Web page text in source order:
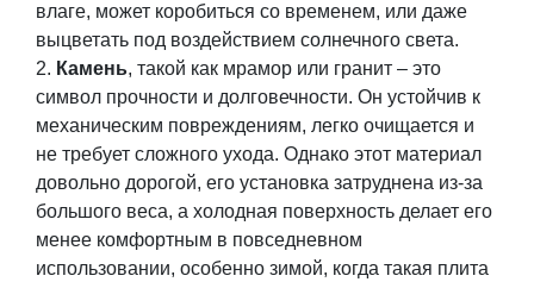
влаге, может коробиться со временем, или даже
выцветать под воздействием солнечного света.
Камень, такой как мрамор или гранит – это
символ прочности и долговечности. Он устойчив к
механическим повреждениям, легко очищается и
не требует сложного ухода. Однако этот материал
довольно дорогой, его установка затруднена из-за
большого веса, а холодная поверхность делает его
менее комфортным в повседневном
использовании, особенно зимой, когда такая плита